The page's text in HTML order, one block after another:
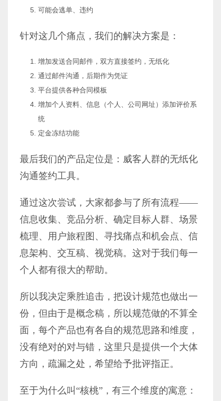
可能会逃单、违约
针对这几个痛点，我们的解决方案是：
增加发送合同邮件，双方直接签约，无纸化
通过邮件沟通，后期作为凭证
平台提供各种合同模板
增加个人资料、信息（个人、公司网址）添加评价系
统
定金冻结功能
最后我们的产品定位是：威客人群的无纸化
沟通签约工具。
通过这次尝试，大家都参与了所有流程——
信息收集、竞品分析、确定目标人群、场景
梳理、用户旅程图、寻找痛点和机会点、信
息架构、交互稿、视觉稿。这对于我们每一
个人都有很大的帮助。
所以我决定乘胜追击，把设计规范也做出一
份，但由于是概念稿，所以规范做的不算全
面，每个产品也有各自的规范思路和维度，
没有绝对的对与错，这里只是提供一个大体
方向，疏漏之处，希望给予批评指正。
至于为什么叫“核桃”，有三个维度的寓意：